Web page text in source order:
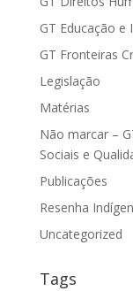
GT Educação e
GT Fronteiras
Legislação
Matérias
Não marcar –
Sociais e
Publicações
Resenha
Uncategorized
Tags